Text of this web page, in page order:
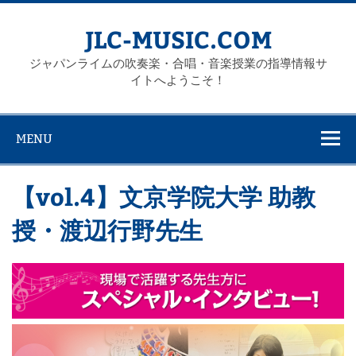
Skip
JLC-MUSIC.COM
ジャパンライムの吹奏楽・合唱・音楽授業の指導情報サ
イトへようこそ！
MENU
【vol.4】文京学院大学 助教
授・渡辺行野先生